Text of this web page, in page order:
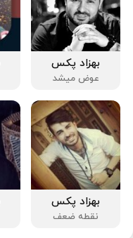
بهزاد پکس
عوض میشد
بهزاد پکس
نقطه ضعف